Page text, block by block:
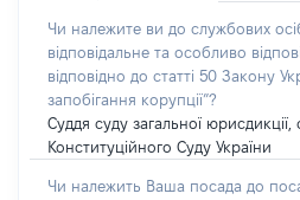
Чи належите ви до службових
відповідальне та особливо
відповідно до статті 50 Закону
запобігання корупції”?
Суддя суду загальної юрисдикції,
Конституційного Суду України
Чи належить Ваша посада до